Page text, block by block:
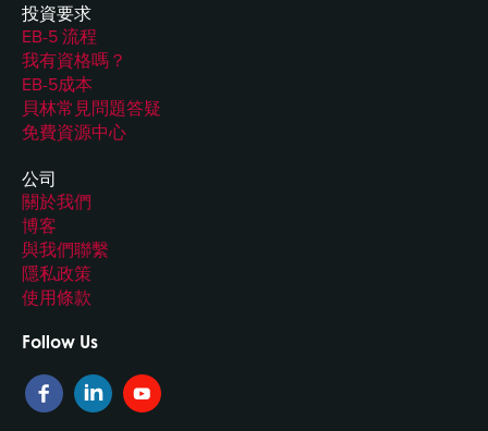
投資要求
EB-5 流程
我有資格嗎？
EB-5成本
貝林常見問題答疑
免費資源中心
公司
關於我們
博客
與我們聯繫
隱私政策
使用條款
Follow Us